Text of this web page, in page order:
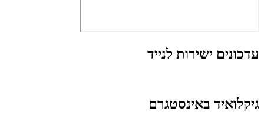
עדכונים ישירות לנייד
גיקלואיד באינסטגרם